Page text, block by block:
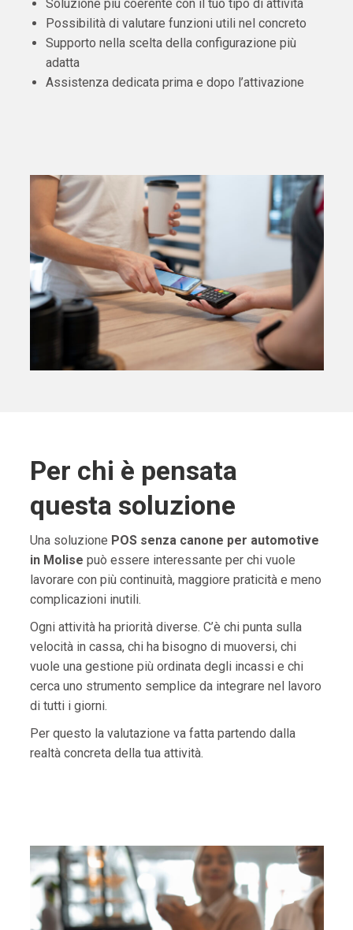
Soluzione più coerente con il tuo tipo di attività
Possibilità di valutare funzioni utili nel concreto
Supporto nella scelta della configurazione più
adatta
Assistenza dedicata prima e dopo l’attivazione
Per chi è pensata
questa soluzione
Una soluzione POS senza canone per automotive
in Molise può essere interessante per chi vuole
lavorare con più continuità, maggiore praticità e meno
complicazioni inutili.
Ogni attività ha priorità diverse. C’è chi punta sulla
velocità in cassa, chi ha bisogno di muoversi, chi
vuole una gestione più ordinata degli incassi e chi
cerca uno strumento semplice da integrare nel lavoro
di tutti i giorni.
Per questo la valutazione va fatta partendo dalla
realtà concreta della tua attività.